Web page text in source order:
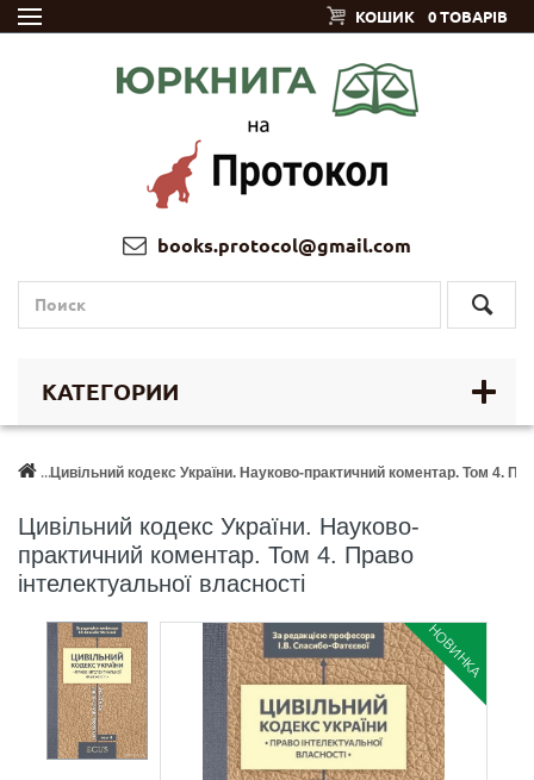
КОШИК 0 ТОВАРІВ
books.protocol@gmail.com
КАТЕГОРИИ
Цивільний кодекс України. Науково-практичний коментар. Том 4.
НОВИНКА
Цивільний кодекс України. Науково-
практичний коментар. Том 4. Право
інтелектуальної власності